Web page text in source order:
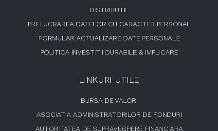
DISTRIBUTIE
PRELUCRAREA DATELOR CU CARACTER PERSONAL
FORMULAR ACTUALIZARE DATE PERSONALE
POLITICA INVESTITII DURABILE & IMPLICARE
LINKURI UTILE
BURSA DE VALORI
ASOCIATIA ADMINISTRATORILOR DE FONDURI
AUTORITATEA DE SUPRAVEGHERE FINANCIARA